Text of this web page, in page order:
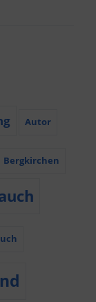
Autor
Bergkirchen